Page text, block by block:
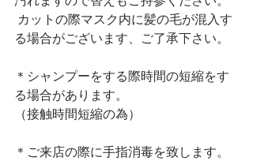
る場合がございます、ご了承下さい。
＊シャンプーをする際時間の短縮をす
る場合があります。
（接触時間短縮の為）
＊ご来店の際に手指消毒を致します。